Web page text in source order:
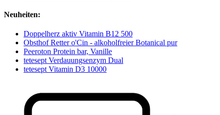
Neuheiten:
Doppelherz aktiv Vitamin B12 500
Obsthof Retter o'Cin - alkoholfreier Botanical pur
Peeroton Protein bar, Vanille
tetesept Verdauungsenzym Dual
tetesept Vitamin D3 10000